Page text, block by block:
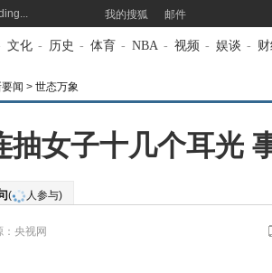
我的搜狐 邮件
文化 - 历史 - 体育 - NBA - 视频 - 娱谈 -
闻 > 世态万象
抽女子十几个耳光
( 人参与)
央视网